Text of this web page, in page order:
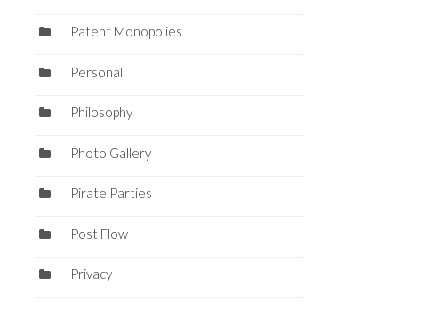
Patent Monopolies
Personal
Philosophy
Photo Gallery
Pirate Parties
Post Flow
Privacy